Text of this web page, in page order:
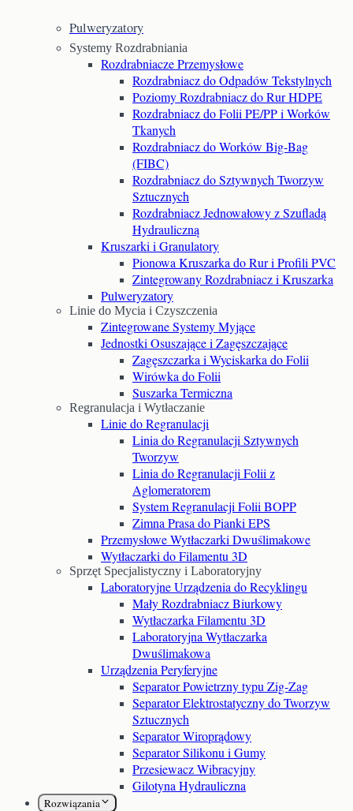
Pulweryzatory
Systemy Rozdrabniania
Rozdrabniacze Przemysłowe
Rozdrabniacz do Odpadów Tekstylnych
Poziomy Rozdrabniacz do Rur HDPE
Rozdrabniacz do Folii PE/PP i Worków
Tkanych
Rozdrabniacz do Worków Big-Bag
(FIBC)
Rozdrabniacz do Sztywnych Tworzyw
Sztucznych
Rozdrabniacz Jednowałowy z Szufladą
Hydrauliczną
Kruszarki i Granulatory
Pionowa Kruszarka do Rur i Profili PVC
Zintegrowany Rozdrabniacz i Kruszarka
Pulweryzatory
Linie do Mycia i Czyszczenia
Zintegrowane Systemy Myjące
Jednostki Osuszające i Zagęszczające
Zagęszczarka i Wyciskarka do Folii
Wirówka do Folii
Suszarka Termiczna
Regranulacja i Wytłaczanie
Linie do Regranulacji
Linia do Regranulacji Sztywnych
Tworzyw
Linia do Regranulacji Folii z
Aglomeratorem
System Regranulacji Folii BOPP
Zimna Prasa do Pianki EPS
Przemysłowe Wytłaczarki Dwuślimakowe
Wytłaczarki do Filamentu 3D
Sprzęt Specjalistyczny i Laboratoryjny
Laboratoryjne Urządzenia do Recyklingu
Mały Rozdrabniacz Biurkowy
Wytłaczarka Filamentu 3D
Laboratoryjna Wytłaczarka
Dwuślimakowa
Urządzenia Peryferyjne
Separator Powietrzny typu Zig-Zag
Separator Elektrostatyczny do Tworzyw
Sztucznych
Separator Wiroprądowy
Separator Silikonu i Gumy
Przesiewacz Wibracyjny
Gilotyna Hydrauliczna
Rozwiązania